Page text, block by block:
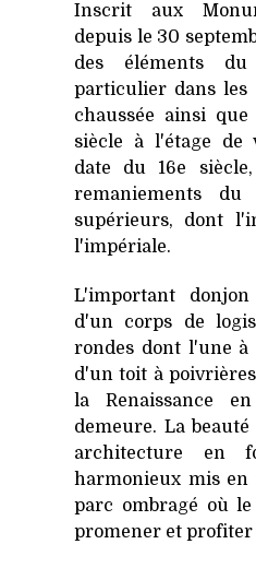
Inscrit aux
depuis le 30
des éléments
particulier dans les
chaussée ainsi
siècle à l'étage de
date du 16e
remaniements du
supérieurs, dont
l'impériale.
L'important
d'un corps de
rondes dont l'une à
d'un toit à
la Renaissance
demeure. La
architecture en
harmonieux mis
parc ombragé où
promener et profiter